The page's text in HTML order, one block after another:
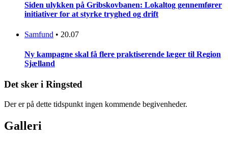
Siden ulykken på Gribskovbanen: Lokaltog gennemfører
initiativer for at styrke tryghed og drift
Samfund • 20.07
Ny kampagne skal få flere praktiserende læger til Region
Sjælland
Det sker i Ringsted
Der er på dette tidspunkt ingen kommende begivenheder.
Galleri